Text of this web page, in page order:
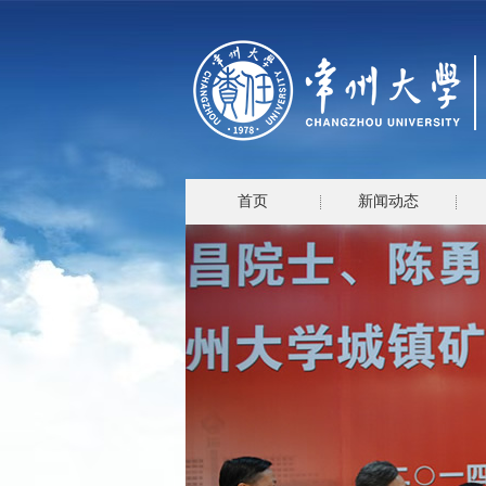
首页 新闻动态